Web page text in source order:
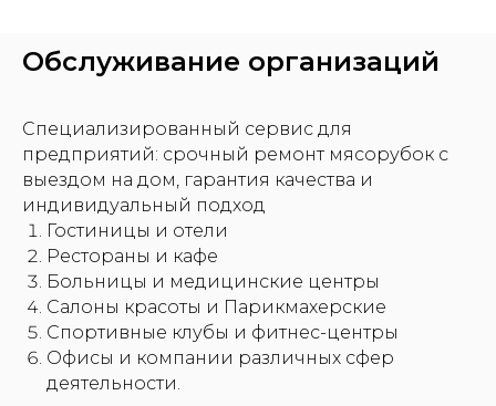
Обслуживание организаций
Специализированный сервис для
предприятий: срочный ремонт мясорубок с
выездом на дом, гарантия качества и
индивидуальный подход
Гостиницы и отели
Рестораны и кафе
Больницы и медицинские центры
Салоны красоты и Парикмахерские
Спортивные клубы и фитнес-центры
Офисы и компании различных сфер
деятельности.